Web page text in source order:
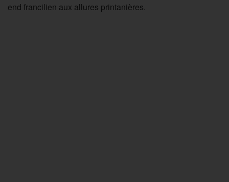
end francilien aux allures printanières.